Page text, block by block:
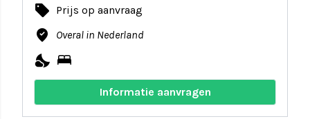
local_offer Prijs op aanvraag
where_to_vote Overal in Nederland
nights_stay bed
Informatie aanvragen